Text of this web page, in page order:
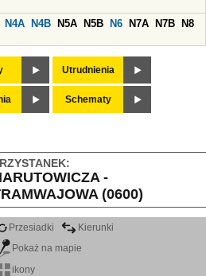
N4A N4B N5A N5B N6 N7A N7B
N8
Utrudnienia
Schematy
-
(0600)
Przesiadki
Kierunki
Pokaż na mapie
ikony